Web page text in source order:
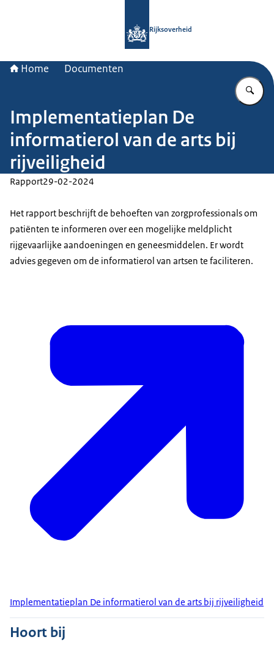
Rijksoverheid
Home Documenten
Implementatieplan De
informatierol van de arts bij
rijveiligheid
Rapport29-02-2024
Het rapport beschrijft de behoeften van zorgprofessionals om
patiënten te informeren over een mogelijke meldplicht
rijgevaarlijke aandoeningen en geneesmiddelen. Er wordt
advies gegeven om de informatierol van artsen te faciliteren.
Implementatieplan De informatierol van de arts bij rijveiligheid
Hoort bij